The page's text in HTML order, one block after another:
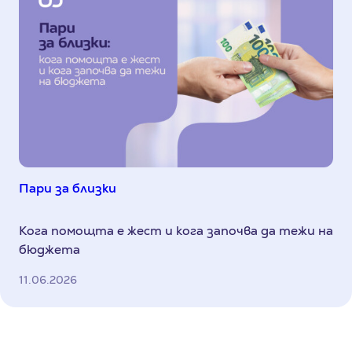
Пари за близки
Кога помощта е жест и кога започва да тежи на
бюджета
11.06.2026